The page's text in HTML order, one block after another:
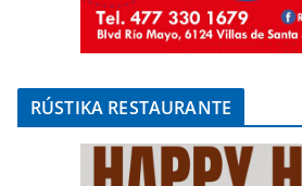
RÚSTIKA RESTAURANTE